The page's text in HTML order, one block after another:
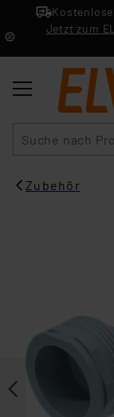
Jetzt zum
Zubehör